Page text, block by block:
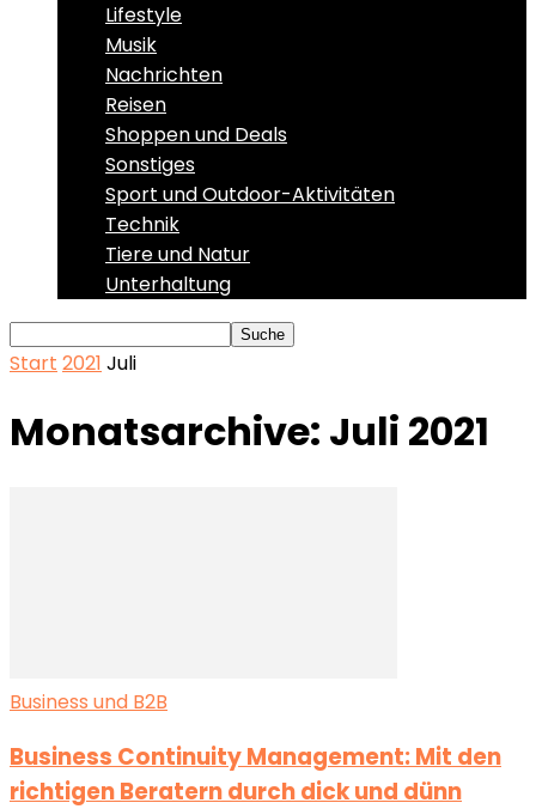
Lifestyle
Musik
Nachrichten
Reisen
Shoppen und Deals
Sonstiges
Sport und Outdoor-Aktivitäten
Technik
Tiere und Natur
Unterhaltung
Start 2021 Juli
Monatsarchive: Juli 2021
Business und B2B
Business Continuity Management: Mit den
richtigen Beratern durch dick und dünn